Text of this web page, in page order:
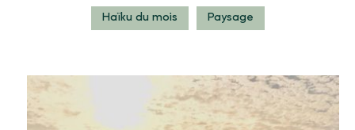
Haïku du mois Paysage